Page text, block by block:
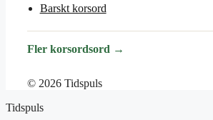
Barskt korsord
Fler korsordsord →
© 2026 Tidspuls
Tidspuls